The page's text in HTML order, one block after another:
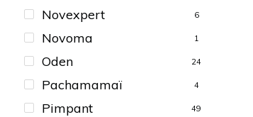
Novexpert 6
Novoma 1
Oden 24
Pachamamaï 4
Pimpant 49